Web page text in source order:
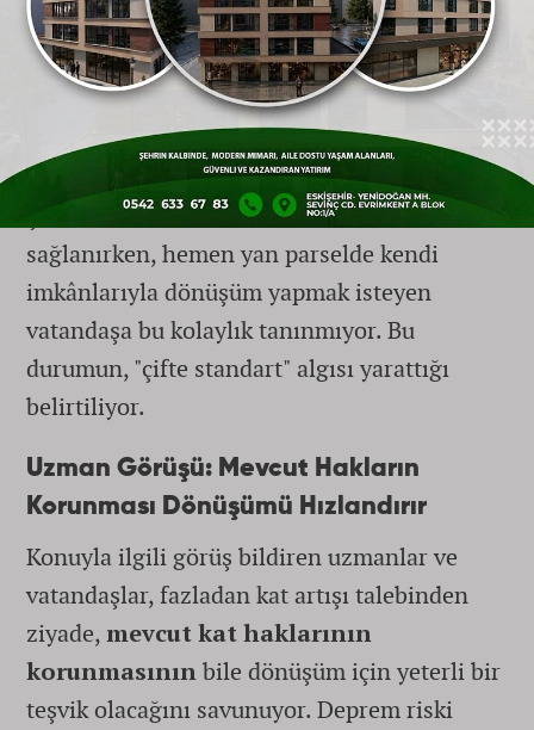
Tartışmaların bir diğer odak noktası ise
belediyenin kendi yürüttüğü kentsel
dönüşüm projelerindeki imar uygulamaları.
İddialara göre; belirli alanlarda 4 kat olan
imar hakkı belediye projelerinde 6 kata
çıkarılarak ekonomik sürdürülebilirlik
sağlanırken, hemen yan parselde kendi
imkânlarıyla dönüşüm yapmak isteyen
vatandaşa bu kolaylık tanınmıyor. Bu
durumun, "çifte standart" algısı yarattığı
belirtiliyor.
Uzman Görüşü: Mevcut Hakların
Korunması Dönüşümü Hızlandırır
Konuyla ilgili görüş bildiren uzmanlar ve
vatandaşlar, fazladan kat artışı talebinden
ziyade,mevcut kat haklarının
korunmasınınbile dönüşüm için yeterli bir
teşvik olacağını savunuyor. Deprem riski